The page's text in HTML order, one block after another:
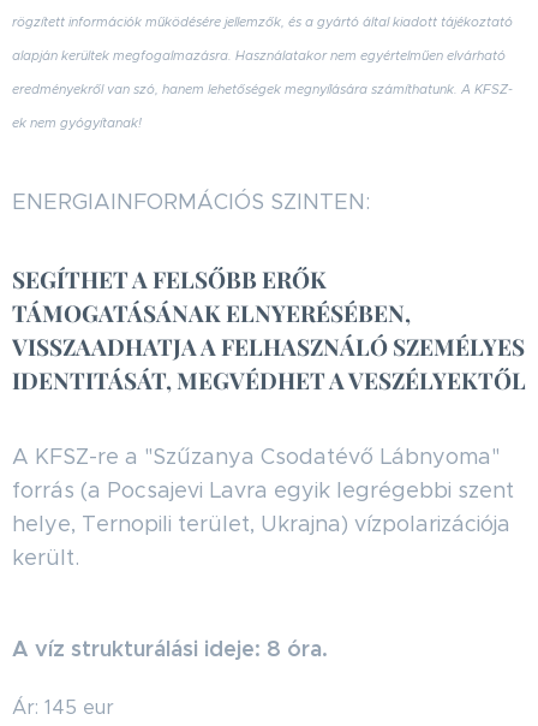
rögzített információk működésére jellemzők, és a gyártó által kiadott tájékoztató
alapján kerültek megfogalmazásra. Használatakor nem egyértelműen elvárható
eredményekről van szó, hanem lehetőségek megnyílására számíthatunk. A KFSZ-
ek nem gyógyítanak!
ENERGIAINFORMÁCIÓS SZINTEN:
SEGÍTHET A FELSŐBB ERŐK
TÁMOGATÁSÁNAK ELNYERÉSÉBEN,
VISSZAADHATJA A FELHASZNÁLÓ SZEMÉLYES
IDENTITÁSÁT, MEGVÉDHET A VESZÉLYEKTŐL
A KFSZ-re a "Szűzanya Csodatévő Lábnyoma"
forrás (a Pocsajevi Lavra egyik legrégebbi szent
helye, Ternopili terület, Ukrajna) vízpolarizációja
került.
A víz strukturálási ideje: 8 óra.
Ár: 145 eur